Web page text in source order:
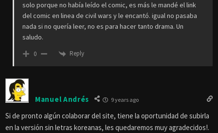
solo porque no había leído el comic, es más le mandé el link
del comic en linea de civil wars y le encantó. igual no pasaba
nada si no quería leer, no es para hacer tanto drama. Un
saludo.
0 Reply
Manuel Andrés 9 years ago
Si de pronto algún colaborar del site, tiene la oportunidad de subirla
en la versión sin letras koreanas, les quedaremos muy agradecidos!.